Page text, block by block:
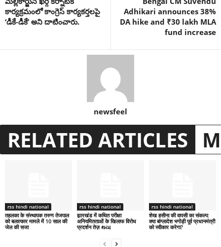
కార్యక్రమంలో కాంగ్రెస్ కార్యకర్తలపై
‘డీకే-డీకే’ అని దాటించారు.
Adhikari announces 38%
DA hike and ₹30 lakh MLA
fund increase
newsfeel
RELATED ARTICLES
rss hindi national
तहलका के संस्थापक तरुण तेजपाल
को बलात्कार मामले में 10 साल की
जेल की सजा
rss hindi national
झारखंड में कथित परीक्षा
अनियमितताओं के खिलाफ विरोध
प्रदर्शन तेज़ થયા
rss hindi national
शेख हसीना की वापसी का संकल्प:
क्या बांग्लादेश भगोड़ी पूर्व प्रधानमंत्री
को स्वीकार करेगा?